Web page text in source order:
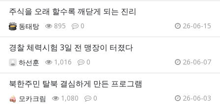
주식을 오래 할수록 깨닫게 되는 진리
동태탕 895 0 26-06-15
경찰 체력시험 3일 전 맹장이 터졌다
하선훈 1,016 0 26-06-07
북한주민 탈북 결심하게 만든 프로그램
모카크림 1,080 0 26-06-03